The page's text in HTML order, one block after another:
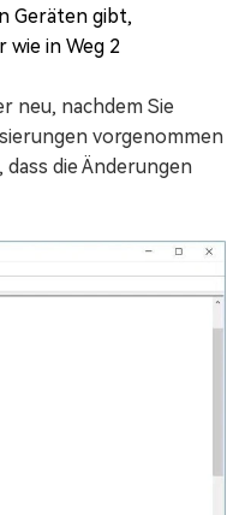
Geräten gibt,
wie in Weg 2
neu, nachdem Sie
vorgenommen
die Änderungen